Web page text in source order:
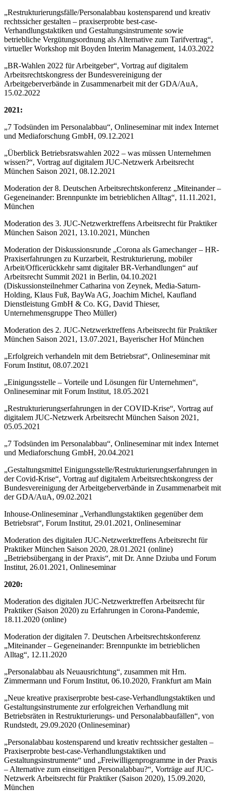
„Restrukturierungsfälle/Personalabbau kostensparend und kreativ
rechtssicher gestalten – praxiserprobte best-case-
Verhandlungstaktiken und Gestaltungsinstrumente sowie
betriebliche Vergütungsordnung als Alternative zum Tarifvertrag“,
virtueller Workshop mit Boyden Interim Management, 14.03.2022
„BR-Wahlen 2022 für Arbeitgeber“, Vortrag auf digitalem
Arbeitsrechtskongress der Bundesvereinigung der
Arbeitgeberverbände in Zusammenarbeit mit der GDA/AuA,
15.02.2022
2021:
„7 Todsünden im Personalabbau“, Onlineseminar mit index Internet
und Mediaforschung GmbH, 09.12.2021
„Überblick Betriebsratswahlen 2022 – was müssen Unternehmen
wissen?“, Vortrag auf digitalem JUC-Netzwerk Arbeitsrecht
München Saison 2021, 08.12.2021
Moderation der 8. Deutschen Arbeitsrechtskonferenz „Miteinander –
Gegeneinander: Brennpunkte im betrieblichen Alltag“, 11.11.2021,
München
Moderation des 3. JUC-Netzwerktreffens Arbeitsrecht für Praktiker
München Saison 2021, 13.10.2021, München
Moderation der Diskussionsrunde „Corona als Gamechanger – HR-
Praxiserfahrungen zu Kurzarbeit, Restrukturierung, mobiler
Arbeit/Officerückkehr samt digitaler BR-Verhandlungen“ auf
Arbeitsrecht Summit 2021 in Berlin, 04.10.2021
(Diskussionsteilnehmer Catharina von Zeynek, Media-Saturn-
Holding, Klaus Fuß, BayWa AG, Joachim Michel, Kaufland
Dienstleistung GmbH & Co. KG, David Thieser,
Unternehmensgruppe Theo Müller)
Moderation des 2. JUC-Netzwerktreffens Arbeitsrecht für Praktiker
München Saison 2021, 13.07.2021, Bayerischer Hof München
„Erfolgreich verhandeln mit dem Betriebsrat“, Onlineseminar mit
Forum Institut, 08.07.2021
„Einigungsstelle – Vorteile und Lösungen für Unternehmen“,
Onlineseminar mit Forum Institut, 18.05.2021
„Restrukturierungserfahrungen in der COVID-Krise“, Vortrag auf
digitalem JUC-Netzwerk Arbeitsrecht München Saison 2021,
05.05.2021
„7 Todsünden im Personalabbau“, Onlineseminar mit index Internet
und Mediaforschung GmbH, 20.04.2021
„Gestaltungsmittel Einigungsstelle/Restrukturierungserfahrungen in
der Covid-Krise“, Vortrag auf digitalem Arbeitsrechtskongress der
Bundesvereinigung der Arbeitgeberverbände in Zusammenarbeit mit
der GDA/AuA, 09.02.2021
Inhouse-Onlineseminar „Verhandlungstaktiken gegenüber dem
Betriebsrat“, Forum Institut, 29.01.2021, Onlineseminar
Moderation des digitalen JUC-Netzwerktreffens Arbeitsrecht für
Praktiker München Saison 2020, 28.01.2021 (online)
„Betriebsübergang in der Praxis“, mit Dr. Anne Dziuba und Forum
Institut, 26.01.2021, Onlineseminar
2020:
Moderation des digitalen JUC-Netzwerktreffen Arbeitsrecht für
Praktiker (Saison 2020) zu Erfahrungen in Corona-Pandemie,
18.11.2020 (online)
Moderation der digitalen 7. Deutschen Arbeitsrechtskonferenz
„Miteinander – Gegeneinander: Brennpunkte im betrieblichen
Alltag“, 12.11.2020
„Personalabbau als Neuausrichtung“, zusammen mit Hrn.
Zimmermann und Forum Institut, 06.10.2020, Frankfurt am Main
„Neue kreative praxiserprobte best-case-Verhandlungstaktiken und
Gestaltungsinstrumente zur erfolgreichen Verhandlung mit
Betriebsräten in Restrukturierungs- und Personalabbaufällen“, von
Rundstedt, 29.09.2020 (Onlineseminar)
„Personalabbau kostensparend und kreativ rechtssicher gestalten –
Praxiserprobte best-case-Verhandlungstaktiken und
Gestaltungsinstrumente“ und „Freiwilligenprogramme in der Praxis
– Alternative zum einseitigen Personalabbau?“, Vorträge auf JUC-
Netzwerk Arbeitsrecht für Praktiker (Saison 2020), 15.09.2020,
München